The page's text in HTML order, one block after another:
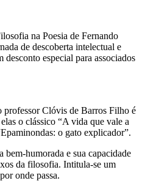
na Poesia de Fernando
de descoberta intelectual e
desconto especial para associados
professor Clóvis de Barros Filho é
o clássico “A vida que vale a
o gato explicador”.
humorada e sua capacidade
da filosofia. Intitula-se um
onde passa.